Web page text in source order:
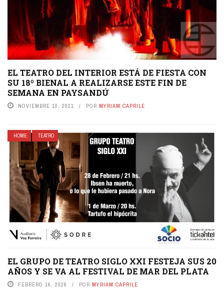
EL TEATRO DEL INTERIOR ESTÁ DE FIESTA CON
SU 18º BIENAL A REALIZARSE ESTE FIN DE
SEMANA EN PAYSANDÚ
NOVIEMBRE 10, 2021 POR MYRIAM CAPRILE
HOME TEATRO
EL GRUPO DE TEATRO SIGLO XXI FESTEJA SUS 20
AÑOS Y SE VA AL FESTIVAL DE MAR DEL PLATA
FEBRERO 16, 2026 POR MYRIAM CAPRILE